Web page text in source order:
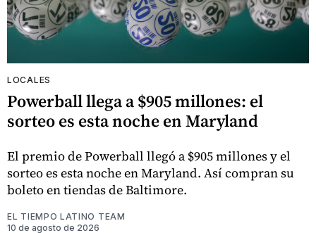
LOCALES
Powerball llega a $905 millones: el
sorteo es esta noche en Maryland
El premio de Powerball llegó a $905 millones y el
sorteo es esta noche en Maryland. Así compran su
boleto en tiendas de Baltimore.
EL TIEMPO LATINO TEAM
10 de agosto de 2026